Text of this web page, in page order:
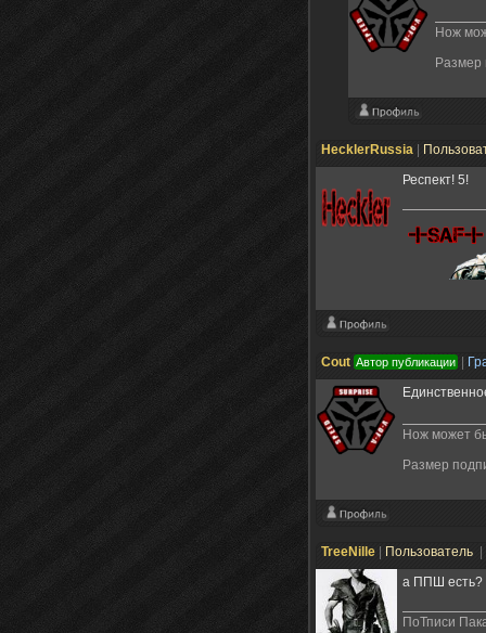
Нож
Размер
HecklerRussia
Респект! 5!
Cout Автор публикации
Нож может
Размер
TreeNille Пользователь
а ППШ есть?
ПоТписи